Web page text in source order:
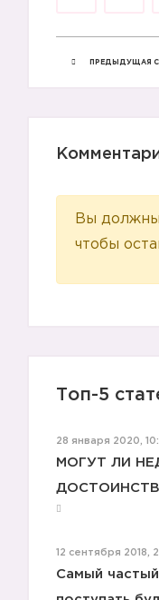
ПРЕДЫДУЩАЯ
Вы должны
чтобы
Топ-5
28 января 2020,
МОГУТ ЛИ
12 сентября 2018,
Самый